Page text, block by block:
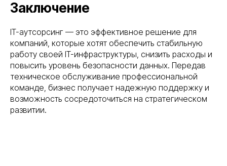
Заключение
IT-аутсорсинг — это эффективное решение для
компаний, которые хотят обеспечить стабильную
работу своей IT-инфраструктуры, снизить расходы и
повысить уровень безопасности данных. Передав
техническое обслуживание профессиональной
команде, бизнес получает надежную поддержку и
возможность сосредоточиться на стратегическом
развитии.